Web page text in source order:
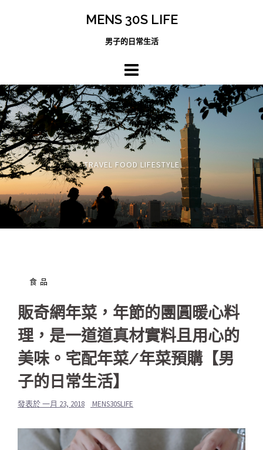
MENS 30S LIFE
男子的日常生活
TRAVEL FOOD LIFESTYLE
食品
販奇網年菜，年節的團圓暖心料
理，是一道道真材實料且用心的
美味。宅配年菜/年菜預購【男
子的日常生活】
發表於一月 23, 2018 MENS30SLIFE